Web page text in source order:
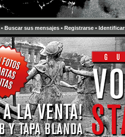
• Buscar sus mensajes • Registrarse •